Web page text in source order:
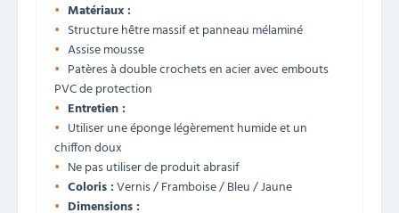
Matériaux :
Structure hêtre massif et panneau mélaminé
Assise mousse
Patères à double crochets en acier avec embouts
PVC de protection
Entretien :
Utiliser une éponge légèrement humide et un
chiffon doux
Ne pas utiliser de produit abrasif
Coloris :Vernis / Framboise / Bleu / Jaune
Dimensions :